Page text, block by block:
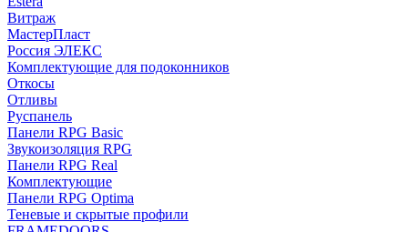
Витраж
МастерПласт
Россия ЭЛЕКС
Комплектующие для подоконников
Откосы
Отливы
Руспанель
Панели RPG Basic
Звукоизоляция RPG
Панели RPG Real
Комплектующие
Панели RPG Optima
Теневые и скрытые профили